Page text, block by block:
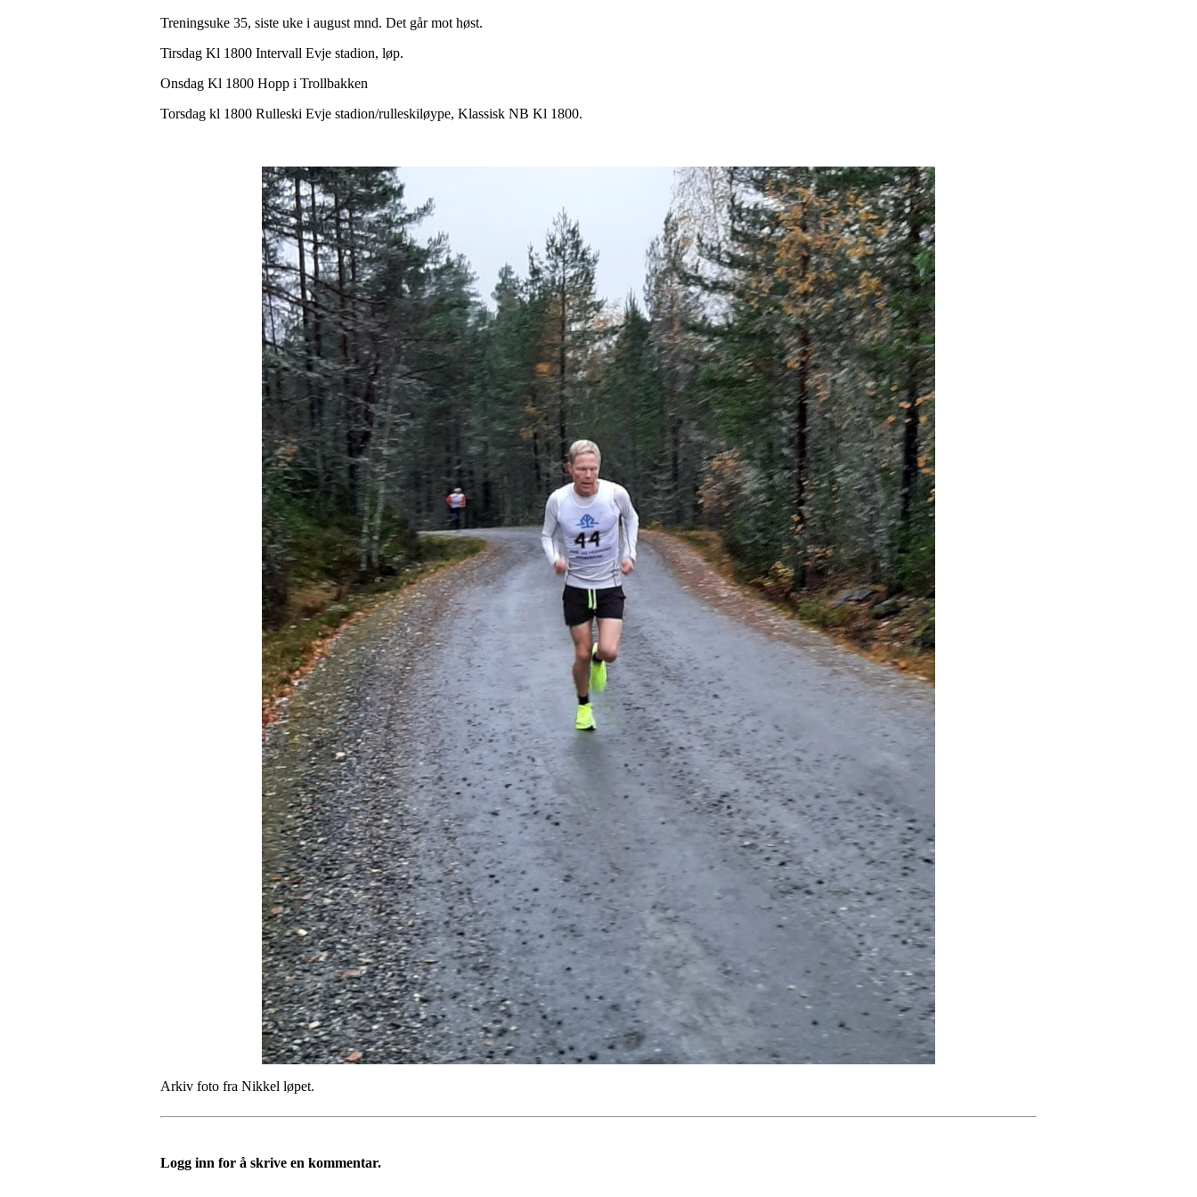
Treningsuke 35, siste uke i august mnd. Det går mot høst.
Tirsdag Kl 1800 Intervall Evje stadion, løp.
Onsdag Kl 1800 Hopp i Trollbakken
Torsdag kl 1800 Rulleski Evje stadion/rulleskiløype, Klassisk NB Kl 1800.
Arkiv foto fra Nikkel løpet.
Logg inn for å skrive en kommentar.